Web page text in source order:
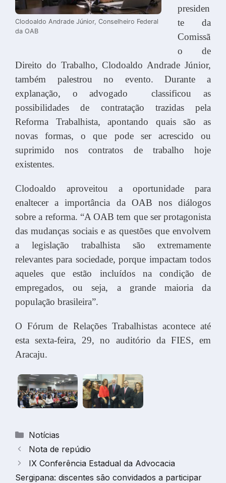
Clodoaldo Andrade Júnior, Conselheiro Federal
da OAB
presiden
te da
Comissã
o de
Direito do Trabalho, Clodoaldo Andrade Júnior,
também palestrou no evento. Durante a
explanação, o advogado classificou as
possibilidades de contratação trazidas pela
Reforma Trabalhista, apontando quais são as
novas formas, o que pode ser acrescido ou
suprimido nos contratos de trabalho hoje
existentes.
Clodoaldo aproveitou a oportunidade para
enaltecer a importância da OAB nos diálogos
sobre a reforma. “A OAB tem que ser protagonista
das mudanças sociais e as questões que envolvem
a legislação trabalhista são extremamente
relevantes para sociedade, porque impactam todos
aqueles que estão incluídos na condição de
empregados, ou seja, a grande maioria da
população brasileira”.
O Fórum de Relações Trabalhistas acontece até
esta sexta-feira, 29, no auditório da FIES, em
Aracaju.
Categorias
Notícias
Nota de repúdio
IX Conferência Estadual da Advocacia
Sergipana: discentes são convidados a participar